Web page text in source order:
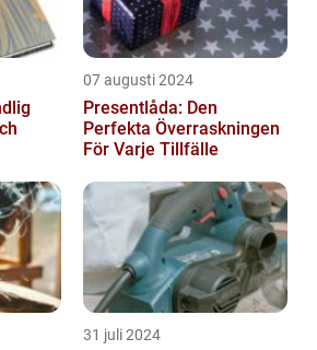
07 augusti 2024
Presentlåda: Den
Perfekta Överraskningen
För Varje Tillfälle
31 juli 2024